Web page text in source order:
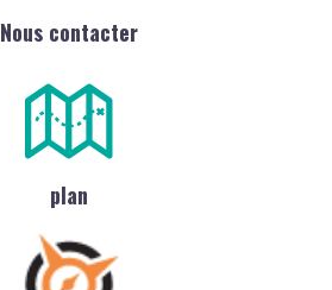
Nous contacter
plan